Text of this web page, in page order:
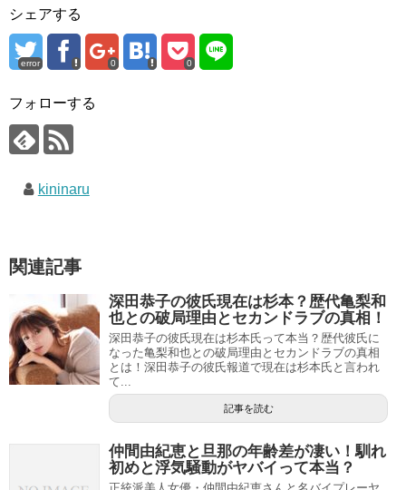
シェアする
error 0 0
フォローする
kininaru
関連記事
深田恭子の彼氏現在は杉本？歴代亀梨和
也との破局理由とセカンドラブの真相！
深田恭子の彼氏現在は杉本氏って本当？歴代彼氏に
なった亀梨和也との破局理由とセカンドラブの真相
とは！深田恭子の彼氏報道で現在は杉本氏と言われ
て...
記事を読む
仲間由紀恵と旦那の年齢差が凄い！馴れ
初めと浮気騒動がヤバイって本当？